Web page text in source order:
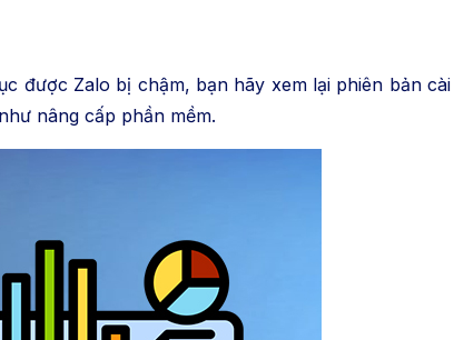
được Zalo bị chậm, bạn hãy xem lại phiên bản
nâng cấp phần mềm.